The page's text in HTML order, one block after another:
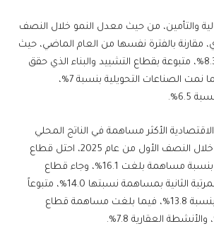
والتأمين، من حيث معدل النمو خلال النصف
مقارنة بالفترة نفسها من العام الماضي، حيث
شهدت نمواً بنسبة 8.3%، متبوعة بقطاع التشييد والبناء الذي حقق
نمواً بنسبة 7.9%، فيما نمت الصناعات التحويلية بنسبة 7%،
6.5%.
الأكثر مساهمة في الناتج المحلي
الإجمالي غير النفطي خلال النصف الأول من عام 2025، احتل قطاع
التجارة المرتبة الأولى بنسبة مساهمة بلغت 16.1%، وجاء قطاع
المالية والتأمين في المرتبة الثانية بمساهمة نسبتها 14.0%، متبوعاً
بالصناعات التحويلية بنسبة 13.8%، فيما بلغت مساهمة قطاع